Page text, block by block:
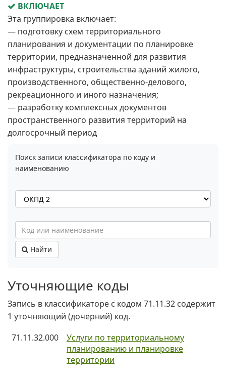
ВКЛЮЧАЕТ
Эта группировка включает:
— подготовку схем территориального
планирования и документации по планировке
территории, предназначенной для развития
инфраструктуры, строительства зданий жилого,
производственного, общественно-делового,
рекреационного и иного назначения;
— разработку комплексных документов
пространственного развития территорий на
долгосрочный период
Поиск записи классификатора по коду и
наименованию
Найти
Уточняющие коды
Запись в классификаторе с кодом 71.11.32 содержит
1 уточняющий (дочерний) код.
71.11.32.000
Услуги по территориальному
планированию и планировке
территории